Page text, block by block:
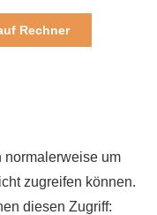
Rechner
normalerweise um
zugreifen können.
diesen Zugriff: